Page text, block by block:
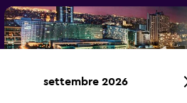
settembre 2026